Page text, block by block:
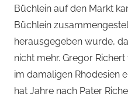
Büchlein auf den Markt
Büchlein
herausgegeben wurde,
nicht mehr. Gregor
im damaligen Rhodesien
hat Jahre nach Pater